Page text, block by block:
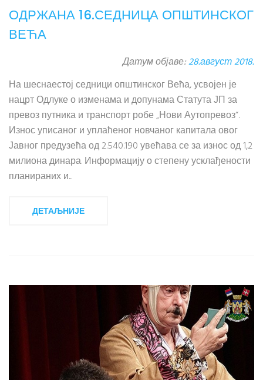
ОДРЖАНА 16.СЕДНИЦА ОПШТИНСКОГ
ВЕЋА
Датум објаве:28.август 2018.
На шеснаестој седници општинског Већа, усвојен је
нацрт Одлуке о изменама и допунама Статута ЈП за
превоз путника и транспорт робе „Нови Аутопревоз“.
Износ уписаног и уплаћеног новчаног капитала овог
Јавног предузећа од 2.540.190 увећава се за износ од 1,2
милиона динара. Информацију о степену усклађености
планираних и...
ДЕТАЉНИЈЕ